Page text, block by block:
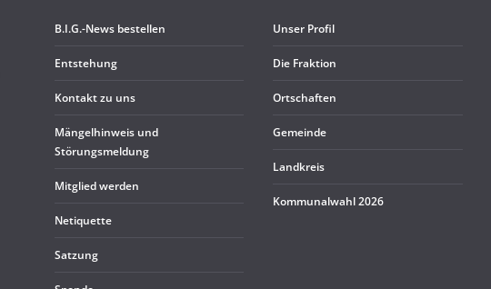
B.I.G.-News bestel­len
Ent­ste­hung
Kon­takt zu uns
Män­gel­hin­weis und
Störungsmeldung
Mit­glied werden
Neti­quette
Sat­zung
Unser Pro­fil
Die Frak­tion
Ort­schaf­ten
Gemeinde
Land­kreis
Kom­mu­nal­wahl 2026